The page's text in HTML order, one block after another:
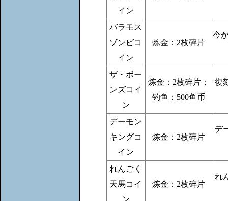
イン
バラモス
ゾンビコ
イン
炼金：2枚碎片
今
ザ・ボー
ンズコイ
ン
炼金：2枚碎片；
钓鱼：500鱼币
復
デーモン
キングコ
イン
炼金：2枚碎片
デ
れんごく
天馬コイ
ン
炼金：2枚碎片
れ